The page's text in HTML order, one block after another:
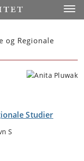
Regionale
Studier
S